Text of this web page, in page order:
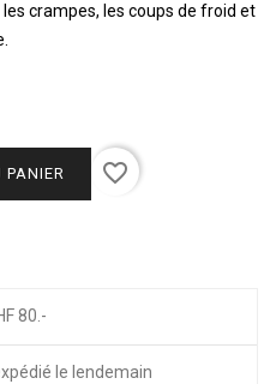
crampes, les coups de froid et
PANIER favorite_border
80.-
le lendemain